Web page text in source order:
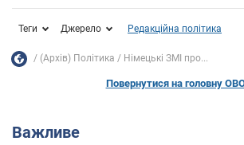
Теги Джерело Редакційна політика
(Архів) Політика Німецькі ЗМІ про...
Повернутися на головну
Важливе